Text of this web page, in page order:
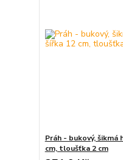
Práh - bukový, šikmá
cm, tloušťka 2 cm